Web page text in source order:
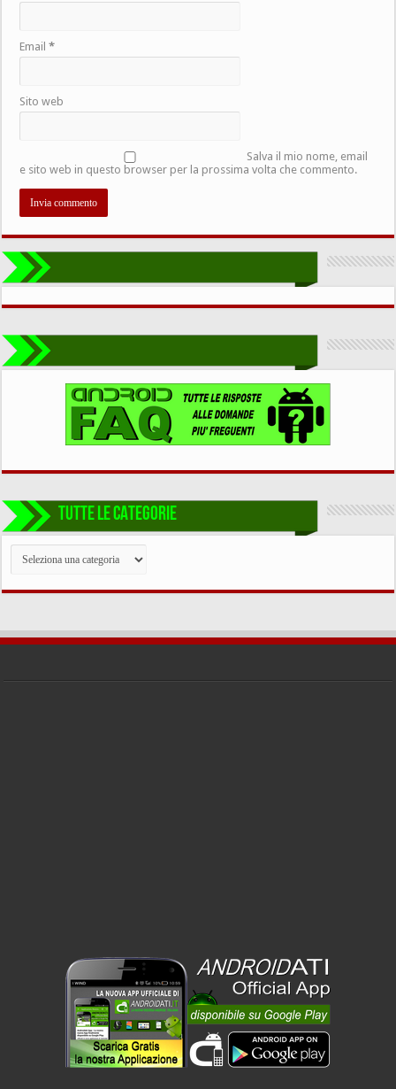
Email*
Sito web
Salva il mio nome, email
e sito web in questo browser per la prossima volta che commento.
TUTTE LE CATEGORIE
TUTTE
CATEGORIE